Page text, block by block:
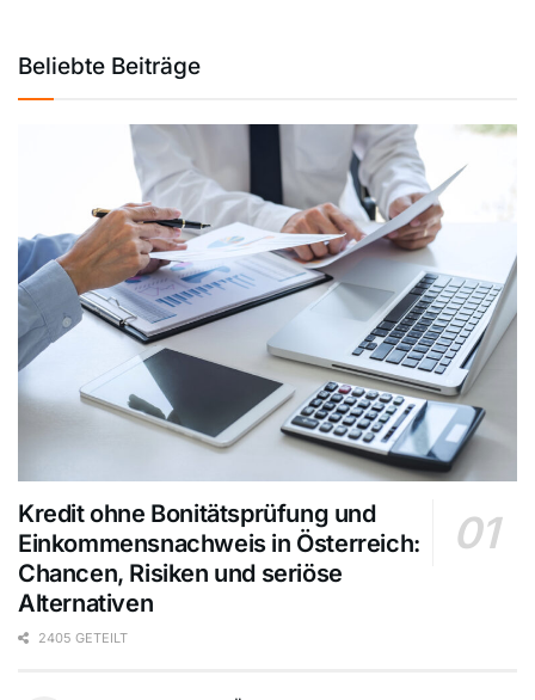
Beliebte Beiträge
Kredit ohne Bonitätsprüfung und
Einkommensnachweis in Österreich:
Chancen, Risiken und seriöse
Alternativen
2405 GETEILT